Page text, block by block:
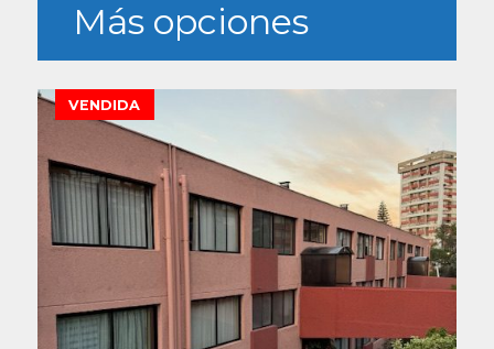
Más opciones
VENDIDA